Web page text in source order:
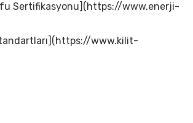
Sertifikasyonu](https://www.enerji-
www.kilit-